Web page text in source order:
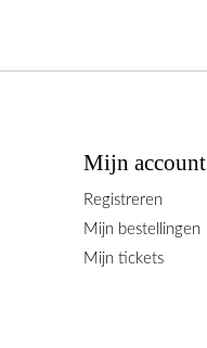
Mijn account
Registreren
Mijn bestellingen
Mijn tickets